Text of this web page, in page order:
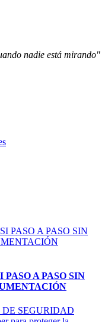
nadie está mirando"
A PASO SIN